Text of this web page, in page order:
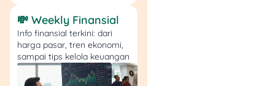
dikukuhkansetelah 1
Januari 2025.
Gini Cara Lapor Pph 21
di Coretax
💸 Weekly Finansial
Info finansial terkini: dari
harga pasar, tren ekonomi,
sampai tips kelola keuangan